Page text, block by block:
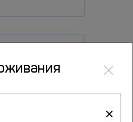
×
×